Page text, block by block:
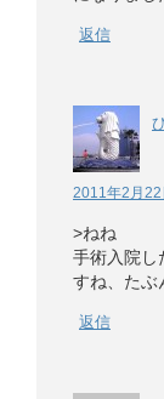
返信
2011年2月22
>ねね
手術入院し
すね、たぶ
返信